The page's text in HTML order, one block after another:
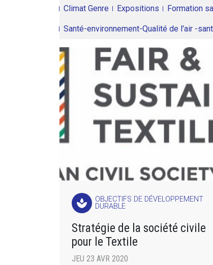
Climat Genre Expositions Formation
Santé-environnement-Qualité de l'air -
spa
OBJECTIFS DE DÉVELOPPEMENT
DURABLE
Stratégie de la société civile
pour le Textile
JEU 23 AVR 2020